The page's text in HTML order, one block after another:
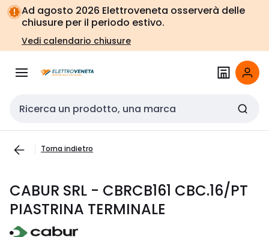
Vai alla
navigazione
Vai
alla
pagina
Ad agosto 2026 Elettroveneta osserverà delle
chiusure per il periodo estivo.
Vedi calendario chiusure
Cerca input
Torna indietro
CABUR SRL - CBRCB161 CBC.16/PT
PIASTRINA TERMINALE